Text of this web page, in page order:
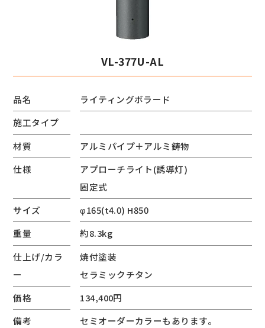
VL-377U-AL
品名
ライティングボラード
施工タイプ
材質
アルミパイプ＋アルミ鋳物
仕様
アプローチライト(誘導灯)
固定式
サイズ
φ165(t4.0) H850
重量
約8.3kg
仕上げ/カラ
ー
焼付塗装
セラミックチタン
価格
134,400円
備考
セミオーダーカラーもあります。